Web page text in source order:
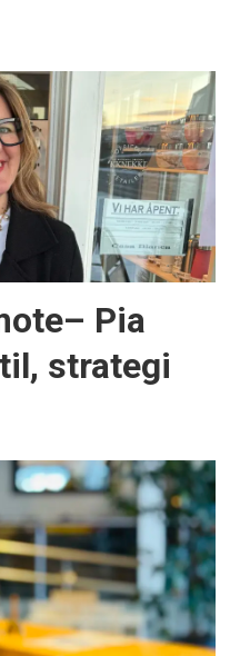
Pia
strategi